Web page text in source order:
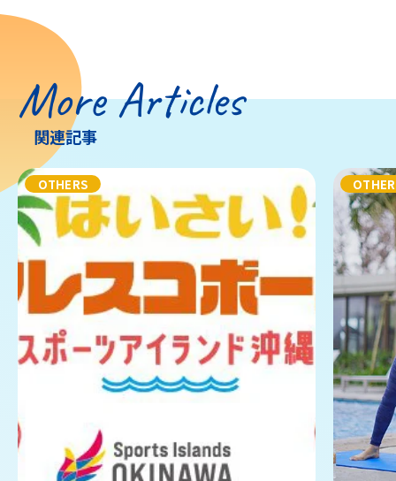
More Articles
関連記事
OTHERS